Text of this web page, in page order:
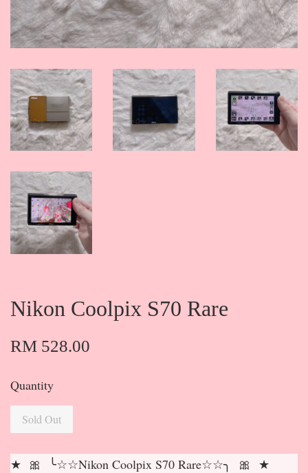
Nikon Coolpix S70 Rare
RM 528.00
Quantity
Sold Out
★ 🎀 ╰☆☆Nikon Coolpix S70 Rare☆☆╮ 🎀 ★